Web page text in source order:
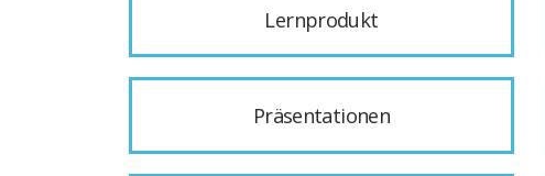
Lernprodukt
Präsentationen